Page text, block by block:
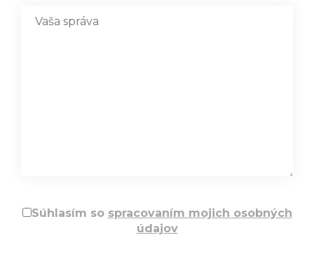
Súhlasím so spracovaním mojich osobných
údajov